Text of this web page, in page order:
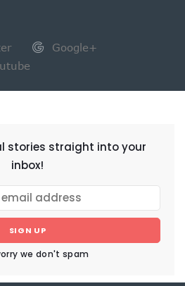
Google+
stories straight into your
inbox!
SIGN UP
we don't spam